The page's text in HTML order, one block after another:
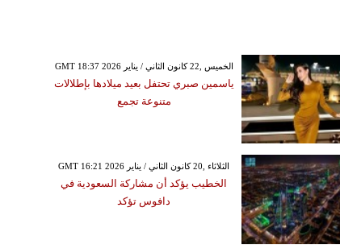
GMT 18:37 2026 الخميس ,22 كانون الثاني / يناير
ياسمين صبري تحتفل بعيد ميلادها بإطلالات
متنوعة تجمع
GMT 16:21 2026 الثلاثاء ,20 كانون الثاني / يناير
الخطيب يؤكد أن مشاركة السعودية في
دافوس تؤكد